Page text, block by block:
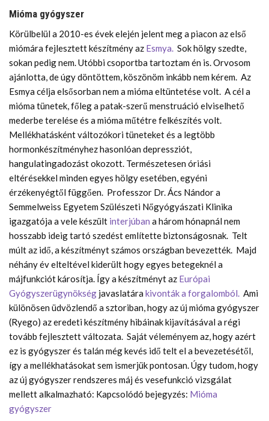
Mióma gyógyszer
Körülbelül a 2010-es évek elején jelent meg a piacon az első
miómára fejlesztett készítmény az Esmya. Sok hölgy szedte,
sokan pedig nem. Utóbbi csoportba tartoztam én is. Orvosom
ajánlotta, de úgy döntöttem, köszönöm inkább nem kérem. Az
Esmya célja elsősorban nem a mióma eltüntetése volt. A cél a
mióma tünetek, főleg a patak-szerű menstruáció elviselhető
mederbe terelése és a mióma műtétre felkészítés volt.
Mellékhatásként változókori tüneteket és a legtöbb
hormonkészítményhez hasonlóan depressziót,
hangulatingadozást okozott. Természetesen óriási
eltérésekkel minden egyes hölgy esetében, egyéni
érzékenyégtől függően. Professzor Dr. Ács Nándor a
Semmelweiss Egyetem Szülészeti Nőgyógyászati Klinika
igazgatója a vele készült interjúban a három hónapnál nem
hosszabb ideig tartó szedést említette biztonságosnak. Telt
múlt az idő, a készítményt számos országban bevezették. Majd
néhány év elteltével kiderült hogy egyes betegeknél a
májfunkciót károsítja. Így a készítményt az Európai
Gyógyszerügynökség javaslatára kivonták a forgalomból. Ami
különösen üdvözlendő a sztoriban, hogy az új mióma gyógyszer
(Ryego) az eredeti készítmény hibáinak kijavításával a régi
tovább fejlesztett változata. Saját véleményem az, hogy azért
ez is gyógyszer és talán még kevés idő telt el a bevezetésétől,
így a mellékhatásokat sem ismerjük pontosan. Úgy tudom, hogy
az új gyógyszer rendszeres máj és vesefunkció vizsgálat
mellett alkalmazható: Kapcsolódó bejegyzés: Mióma
gyógyszer